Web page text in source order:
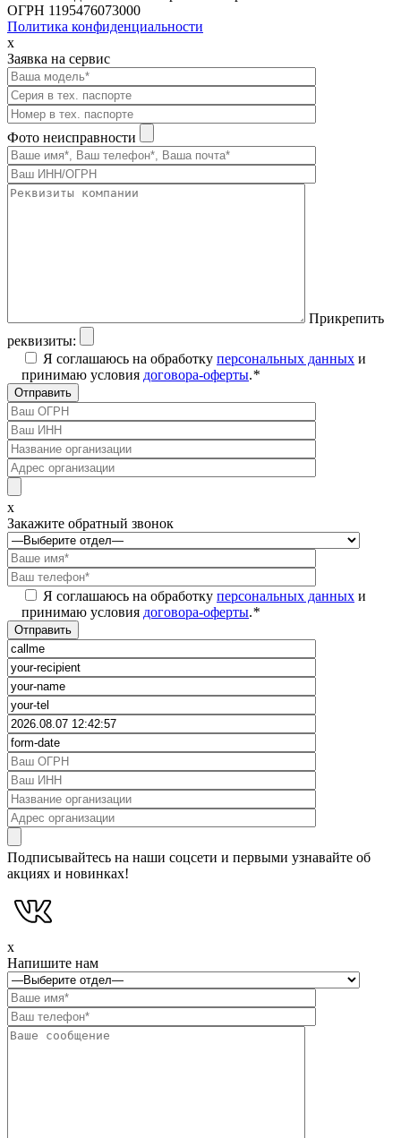
ОГРН 1195476073000
Политика конфиденциальности
x
Заявка на сервис
Фото неисправности
Прикрепить
реквизиты:
Я соглашаюсь на обработку персональных данных и
принимаю условия договора-оферты.*
x
Закажите обратный звонок
Я соглашаюсь на обработку персональных данных и
принимаю условия договора-оферты.*
Подписывайтесь на наши соцсети и первыми узнавайте об
акциях и новинках!
x
Напишите нам